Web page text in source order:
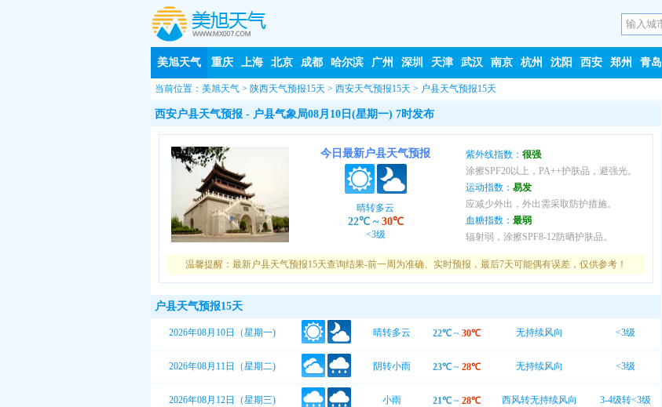
美旭天气 重庆 上海 北京 成都 哈尔滨 广州 深圳 天津 武汉 南京 杭州 沈阳 西安 郑州 青岛
当前位置： 美旭天气 > 陕西天气预报15天 > 西安天气预报15天 > 户县天气预报15天
西安户县天气预报 - 户县气象局08月10日(星期一) 7时发布
今日最新户县天气预报
晴转多云
22℃~ 30℃
<3级
紫外线指数： 很强
涂擦SPF20以上，PA++护肤品，避强光。
运动指数： 易发
应减少外出，外出需采取防护措施。
血糖指数： 最弱
辐射弱，涂擦SPF8-12防晒护肤品。
温馨提醒：最新户县天气预报15天查询结果-前一周为准确、实时预报，最后7天可能偶有误差，仅供参考！
户县天气预报15天
2026年08月10日（星期一) 晴转多云 22℃~ 30℃ 无持续风向 <3级
2026年08月11日（星期二) 阴转小雨 23℃~ 28℃ 无持续风向 <3级
2026年08月12日（星期三) 小雨 21℃~ 28℃ 西风转无持续风向 3-4级转<3级